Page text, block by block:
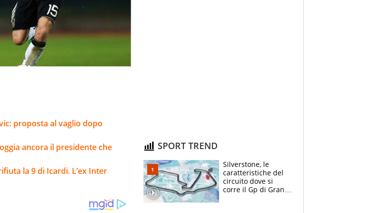
proposta al vaglio dopo
ancora il presidente che
la 9 di Icardi. L’ex Inter
SPORT TREND
Silverstone, le
caratteristiche del
circuito dove si
corre il Gp di Gran